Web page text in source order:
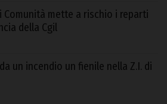
Comunità mette a rischio i reparti
della Cgil
un incendio un fienile nella Z.I. di